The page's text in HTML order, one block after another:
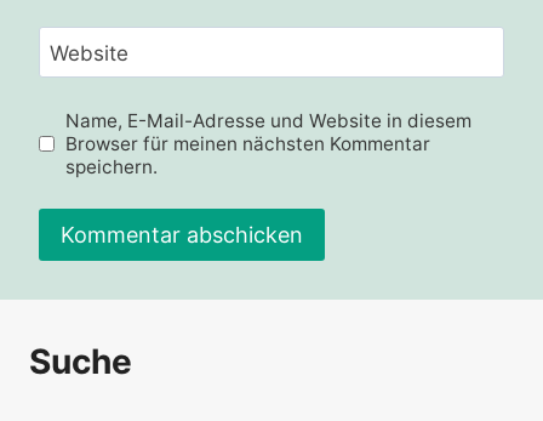
Website
Name, E-Mail-Adresse und Website in diesem
Browser für meinen nächsten Kommentar
speichern.
Suche